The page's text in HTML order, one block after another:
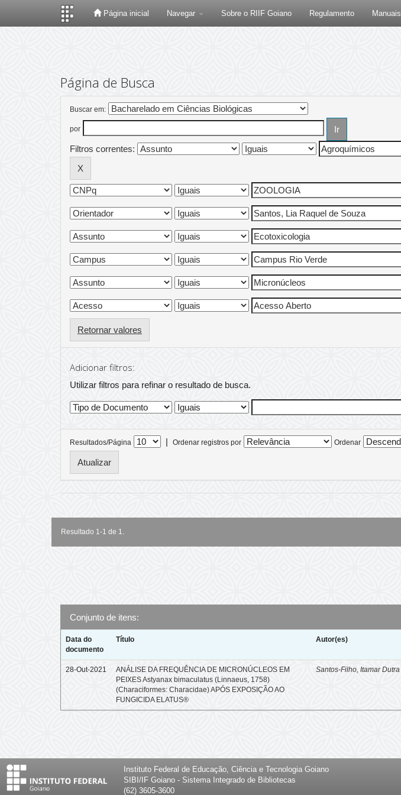
Página inicial Navegar Sobre o RIIF Goiano Regulamento Manuais
Página de Busca
Buscar em:
por
Filtros correntes:
Retornar valores
Adicionar filtros:
Utilizar filtros para refinar o resultado de busca.
Resultados/Página | Ordenar registros por Ordenar
Resultado 1-1 de 1.
Conjunto de itens:
Data do
documento
Título Autor(es)
28-Out-2021
ANÁLISE DA FREQUÊNCIA DE MICRONÚCLEOS EM
PEIXES Astyanax bimaculatus (Linnaeus, 1758)
(Characiformes: Characidae) APÓS EXPOSIÇÃO AO
FUNGICIDA ELATUS®
Santos-Filho, Itamar Dutra
Instituto Federal de Educação, Ciência e Tecnologia Goiano
SIBI/IF Goiano - Sistema Integrado de Bibliotecas
(62) 3605-3600